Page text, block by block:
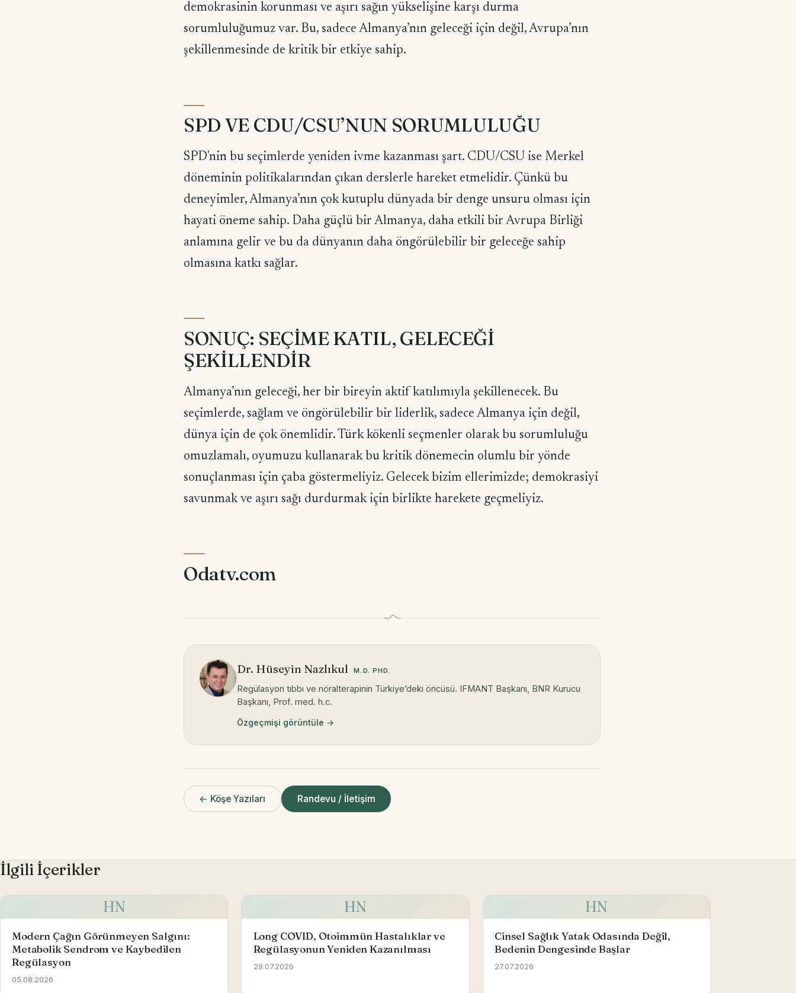
demokrasinin korunması ve aşırı sağın yükselişine karşı durma
sorumluluğumuz var. Bu, sadece Almanya’nın geleceği için değil, Avrupa’nın
şekillenmesinde de kritik bir etkiye sahip.
SPD VE CDU/CSU’NUN SORUMLULUĞU
SPD'nin bu seçimlerde yeniden ivme kazanması şart. CDU/CSU ise Merkel
döneminin politikalarından çıkan derslerle hareket etmelidir. Çünkü bu
deneyimler, Almanya’nın çok kutuplu dünyada bir denge unsuru olması için
hayati öneme sahip. Daha güçlü bir Almanya, daha etkili bir Avrupa Birliği
anlamına gelir ve bu da dünyanın daha öngörülebilir bir geleceğe sahip
olmasına katkı sağlar.
SONUÇ: SEÇİME KATIL, GELECEĞİ
ŞEKİLLENDİR
Almanya’nın geleceği, her bir bireyin aktif katılımıyla şekillenecek. Bu
seçimlerde, sağlam ve öngörülebilir bir liderlik, sadece Almanya için değil,
dünya için de çok önemlidir. Türk kökenli seçmenler olarak bu sorumluluğu
omuzlamalı, oyumuzu kullanarak bu kritik dönemecin olumlu bir yönde
sonuçlanması için çaba göstermeliyiz. Gelecek bizim ellerimizde; demokrasiyi
savunmak ve aşırı sağı durdurmak için birlikte harekete geçmeliyiz.
Odatv.com
Dr. Hüseyin Nazlıkul M.D. PHD.
Regülasyon tıbbı ve nöralterapinin Türkiye’deki öncüsü. IFMANT Başkanı, BNR Kurucu
Başkanı, Prof. med. h.c.
Özgeçmişi görüntüle →
← Köşe Yazıları Randevu / İletişim
İlgili İçerikler
HN
Modern Çağın Görünmeyen Salgını:
Metabolik Sendrom ve Kaybedilen
Regülasyon
05.08.2026
HN
Long COVID, Otoimmün Hastalıklar ve
Regülasyonun Yeniden Kazanılması
29.07.2026
HN
Cinsel Sağlık Yatak Odasında Değil,
Bedenin Dengesinde Başlar
27.07.2026